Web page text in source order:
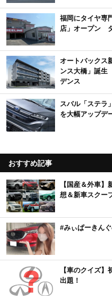
福岡にタイヤ専
店」オープン
オートバックス
ンス大橋」誕
デンス
スバル「ステラ
を大幅アップデ
おすすめ記事
【国産＆外車
想＆新車スクー
#みぃぱーきん
【車のクイズ】
出題！